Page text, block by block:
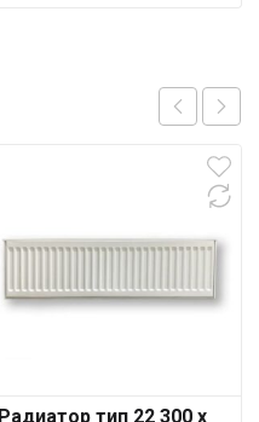
Радиатор тип 22 300 x